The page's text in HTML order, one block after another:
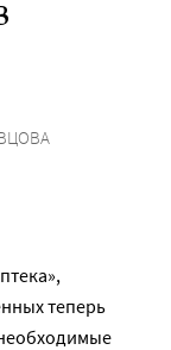
теперь